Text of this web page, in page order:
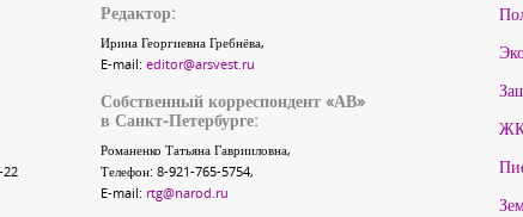
22
Редактор:
Ирина Георгиевна Гребнёва,
E-mail: editor@arsvest.ru
Собственный корреспондент «АВ»
в Санкт-Петербурге:
Романенко Татьяна Гаврииловна,
Телефон: 8-921-765-5754,
E-mail: rtg@narod.ru